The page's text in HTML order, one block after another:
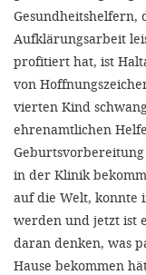
Gesundheitshelfern,
Aufklärungsarbeit
profitiert hat, ist
von
vierten Kind
ehrenamtlichen
in der Klinik
auf die Welt, konnte
werden und jetzt ist
daran denken, was
Hause bekommen